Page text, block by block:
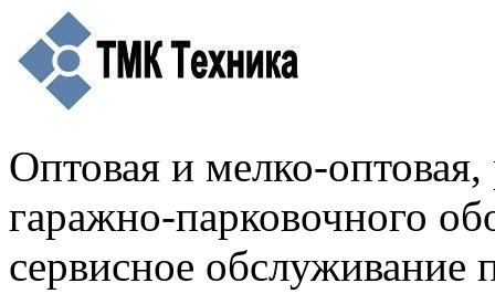
Оптовая и мелко-
гаражно-парковочного
сервисное